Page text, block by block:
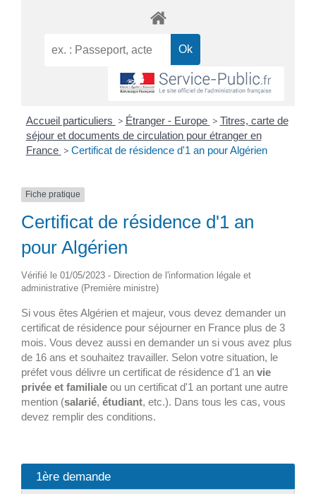
Accueil particuliers > Étranger - Europe > Titres, carte de
séjour et documents de circulation pour étranger en
France > Certificat de résidence d'1 an pour Algérien
Fiche pratique
Certificat de résidence d'1 an
pour Algérien
Vérifié le 01/05/2023 - Direction de l'information légale et
administrative (Première ministre)
Si vous êtes Algérien et majeur, vous devez demander un
certificat de résidence pour séjourner en France plus de 3
mois. Vous devez aussi en demander un si vous avez plus
de 16 ans et souhaitez travailler. Selon votre situation, le
préfet vous délivre un certificat de résidence d'1 an vie
privée et familiale ou un certificat d'1 an portant une autre
mention (salarié, étudiant, etc.). Dans tous les cas, vous
devez remplir des conditions.
1ère demande